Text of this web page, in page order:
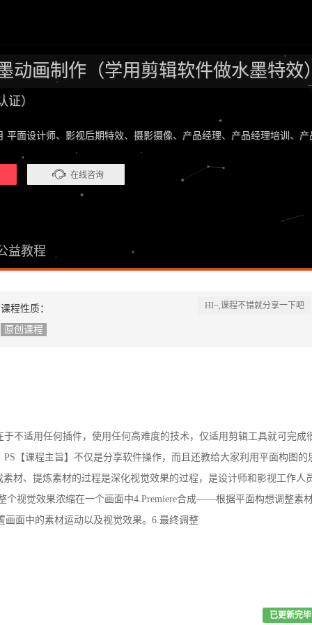
动画制作（学用剪辑软件做水墨特效
）
平面设计师、影视后期特效、摄影摄像、产品经理、产品经理培训
在线咨询
益教程
HI~,课程不错就分享一下吧
课程性质：
原创课程
于不适用任何插件，使用任何高难度的技术，仅适用剪辑工具就可完成
【课程主旨】 不仅是分享软件操作，而且还教给大家利用平面构图的
材、提炼素材的过程是深化视觉效果的过程，是设计师和影视工作人
视觉效果浓缩在一个画面中4.Premiere合成——根据平面构想调整素
面中的素材运动以及视觉效果。 6.最终调整
已更新完毕